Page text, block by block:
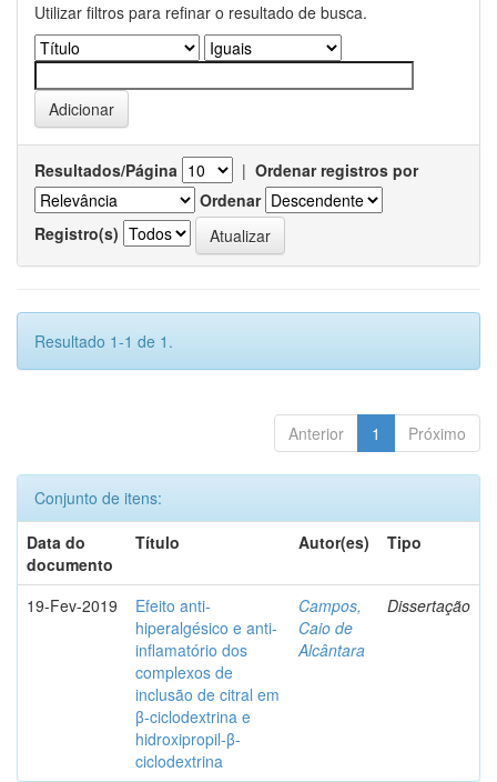
Utilizar filtros para refinar o resultado de busca.
Resultados/Página | Ordenar registros por
Ordenar
Registro(s)
Resultado 1-1 de 1.
Anterior 1 Próximo
Conjunto de itens:
Data do
documento
Título Autor(es) Tipo
19-Fev-2019
Efeito anti-
hiperalgésico e anti-
inflamatório dos
complexos de
inclusão de citral em
β-ciclodextrina e
hidroxipropil-β-
ciclodextrina
Campos,
Caio de
Alcântara
Dissertação